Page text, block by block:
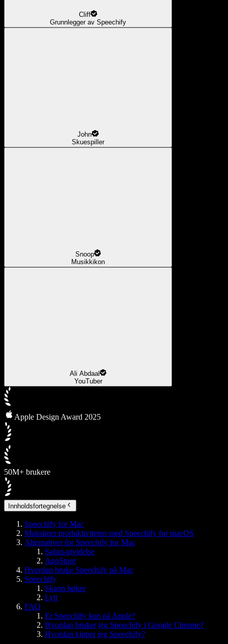
Cliff
Grunnlegger av Speechify
John
Skuespiller
Snoop
Musikkikon
Ali Abdaal
YouTuber
Apple Design Award 2025
50M+ brukere
Innholdsfortegnelse
Speechify for Mac
Maksimer produktiviteten med Speechify for macOS
Alternativer for Speechify for Mac
Safari-utvidelse
AppStore
Hvordan bruke Speechify på Mac
Speechify
Skann bøker
Lytt
FAQ
Er Speechify kun på Apple?
Hvordan bruker jeg Speechify i Google Chrome?
Hvordan kjøper jeg Speechify?